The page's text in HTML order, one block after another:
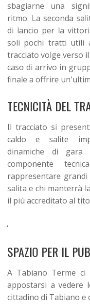
sbagiarne una
ritmo. La seconda
di lancio per la
soli pochi tratti utili
tracciato volge verso
caso di arrivo in
finale a offrire
TECNICITÀ DEL
Il tracciato si
caldo e salite
dinamiche di gara
componente
rappresentare
salita e chi manterrà
il più accreditato al
SPAZIO PER IL
A Tabiano Terme
appostarsi a vedere
cittadino di Tabiano e